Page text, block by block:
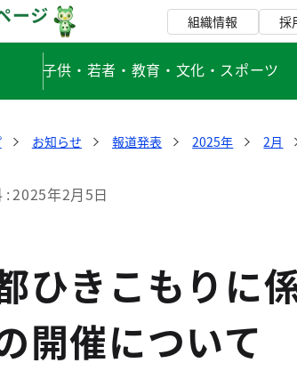
組織情報 採
子供・若者・教育・文化・スポーツ
お知らせ 報道発表 2025年 2月
2025年2月5日
ひきこもりに
開催について